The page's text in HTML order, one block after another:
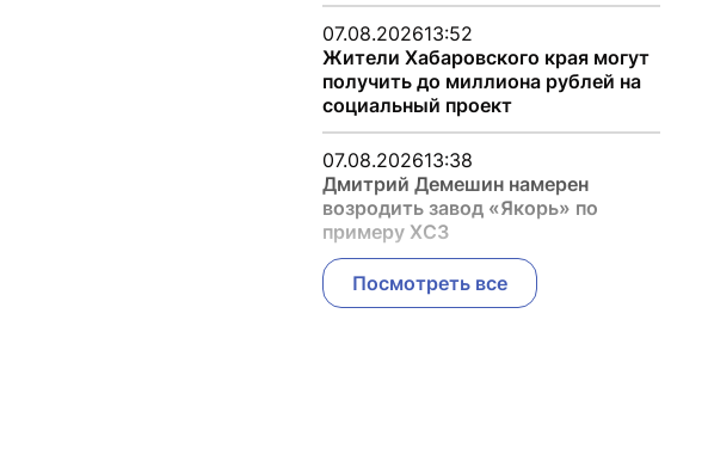
07.08.202613:52
Жители Хабаровского края могут
получить до миллиона рублей на
социальный проект
07.08.202613:38
Дмитрий Демешин намерен
возродить завод «Якорь» по
примеру ХСЗ
Посмотреть все